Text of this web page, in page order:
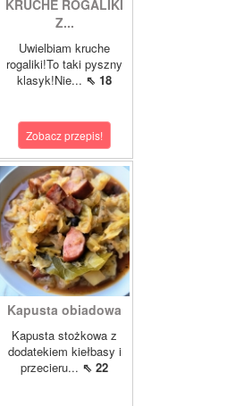
KRUCHE ROGALIKI
Z...
Uwielbiam kruche
rogaliki!To taki pyszny
klasyk!Nie... ⇖ 18
Zobacz przepis!
Kapusta obiadowa
Kapusta stożkowa z
dodatekiem kiełbasy i
przecieru... ⇖ 22